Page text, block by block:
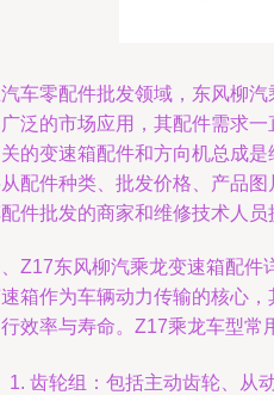
车零配件批发领域，东风柳
泛的市场应用，其配件需求
的变速箱配件和方向机总成
配件种类、批发价格、产品
件批发的商家和维修技术人员
Z17东风柳汽乘龙变速箱配件
箱作为车辆动力传输的核心
效率与寿命。Z17乘龙车型常
齿轮组：包括主动齿轮、从